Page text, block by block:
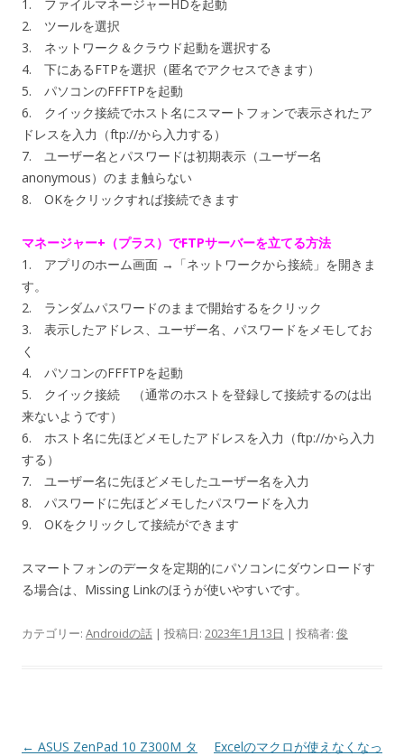
1. ファイルマネージャーHDを起動
2. ツールを選択
3. ネットワーク＆クラウド起動を選択する
4. 下にあるFTPを選択（匿名でアクセスできます）
5. パソコンのFFFTPを起動
6. クイック接続でホスト名にスマートフォンで表示されたア
ドレスを入力（ftp://から入力する）
7. ユーザー名とパスワードは初期表示（ユーザー名
anonymous）のまま触らない
8. OKをクリックすれば接続できます
マネージャー+（プラス）でFTPサーバーを立てる方法
1. アプリのホーム画面 →「ネットワークから接続」を開きま
す。
2. ランダムパスワードのままで開始するをクリック
3. 表示したアドレス、ユーザー名、パスワードをメモしてお
く
4. パソコンのFFFTPを起動
5. クイック接続 （通常のホストを登録して接続するのは出
来ないようです）
6. ホスト名に先ほどメモしたアドレスを入力（ftp://から入力
する）
7. ユーザー名に先ほどメモしたユーザー名を入力
8. パスワードに先ほどメモしたパスワードを入力
9. OKをクリックして接続ができます
スマートフォンのデータを定期的にパソコンにダウンロードす
る場合は、Missing Linkのほうが使いやすいです。
カテゴリー: Androidの話 | 投稿日: 2023年1月13日 | 投稿者: 俊
投
← ASUS ZenPad 10 Z300M タ
Excelのマクロが使えなくなっ